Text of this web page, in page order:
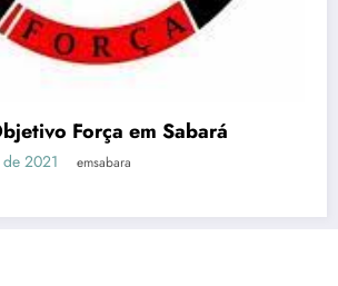
Força em Sabará
2021 emsabara